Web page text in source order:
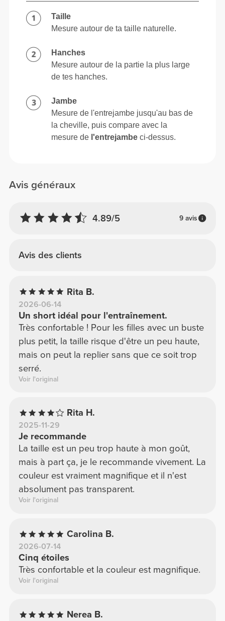
Avis généraux
4.89/5 9 avis
Avis des clients
Rita B.
2026-06-14
Un short idéal pour l'entraînement.
Très confortable ! Pour les filles avec un buste
plus petit, la taille risque d'être un peu haute,
mais on peut la replier sans que ce soit trop
serré.
Voir l'original
Rita H.
2025-11-29
Je recommande
La taille est un peu trop haute à mon goût,
mais à part ça, je le recommande vivement. La
couleur est vraiment magnifique et il n'est
absolument pas transparent.
Voir l'original
Carolina B.
2026-07-14
Cinq étoiles
Très confortable et la couleur est magnifique.
Voir l'original
Nerea B.
Taille
Mesure autour de ta taille naturelle.
Hanches
Mesure autour de la partie la plus large
de tes hanches.
Jambe
Mesure de l'entrejambe jusqu'au bas de
la cheville, puis compare avec la
mesure de l'entrejambe ci-dessus.